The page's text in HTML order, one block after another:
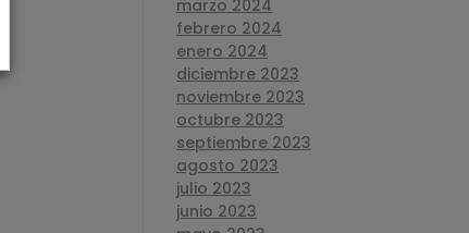
marzo 2024
febrero 2024
enero 2024
diciembre 2023
noviembre 2023
octubre 2023
septiembre 2023
agosto 2023
julio 2023
junio 2023